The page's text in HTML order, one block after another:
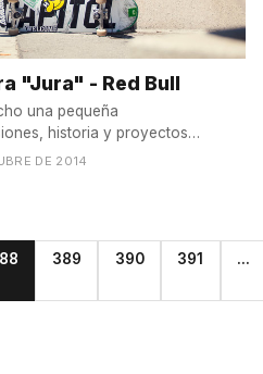
"Jura" - Red Bull
una pequeña
historia y proyectos
DE 2014
389 390 391 ...